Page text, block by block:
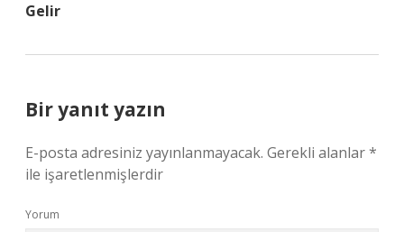
Gelir
Bir yanıt yazın
E-posta adresiniz yayınlanmayacak. Gerekli alanlar*
ile işaretlenmişlerdir
Yorum